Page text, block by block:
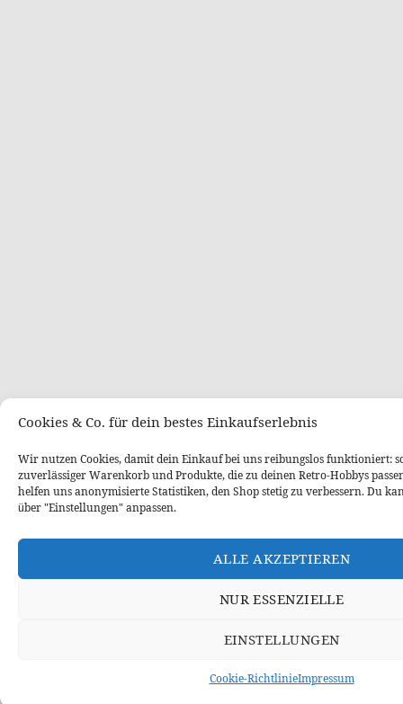
Cookies & Co. für dein bestes Einkaufserlebnis
Wir nutzen Cookies, damit dein Einkauf bei uns reibungslos funktioniert:
zuverlässiger Warenkorb und Produkte, die zu deinen Retro-Hobbys
helfen uns anonymisierte Statistiken, den Shop stetig zu verbessern. Du
über "Einstellungen" anpassen.
ALLE AKZEPTIEREN
NUR ESSENZIELLE
EINSTELLUNGEN
Cookie-RichtlinieImpressum